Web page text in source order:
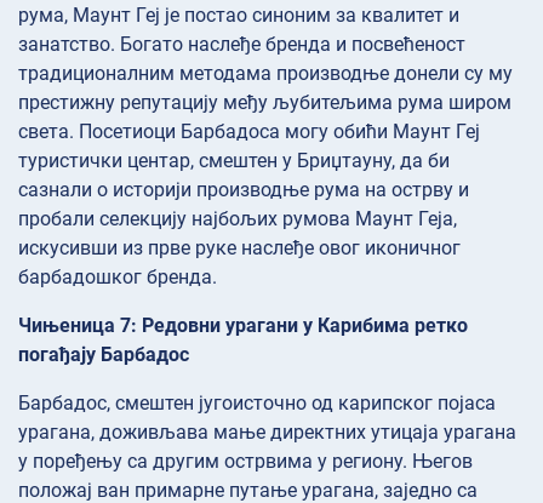
рума, Маунт Геј је постао синоним за квалитет и
занатство. Богато наслеђе бренда и посвећеност
традиционалним методама производње донели су му
престижну репутацију међу љубитељима рума широм
света. Посетиоци Барбадоса могу обићи Маунт Геј
туристички центар, смештен у Бриџтауну, да би
сазнали о историји производње рума на острву и
пробали селекцију најбољих румова Маунт Геја,
искусивши из прве руке наслеђе овог иконичног
барбадошког бренда.
Чињеница 7: Редовни урагани у Карибима ретко
погађају Барбадос
Барбадос, смештен југоисточно од карипског појаса
урагана, доживљава мање директних утицаја урагана
у поређењу са другим острвима у региону. Његов
положај ван примарне путање урагана, заједно са